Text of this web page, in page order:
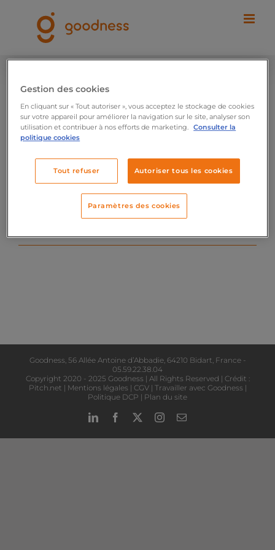
contenu
Home Erreur 401
Vous n’avez pas les droits
pour accéder à cette
ressource.
REVENIR À LA PAGE D’ACCUEIL
Goodness, 56 Allée Antoine d’Abbadie, 64210 Bidart, France -
05.59.22.38.04
Copyright 2020 - 2025 Goodness | All Rights Reserved | Crédit :
Pitch.net | Mentions légales | CGV| Travailler avec Goodness |
Politique DCP | Plan du site
LinkedInFacebook Instagram
Email
Gestion des cookies
En cliquant sur « Tout autoriser », vous acceptez le stockage de cookies
sur votre appareil pour améliorer la navigation sur le site, analyser son
utilisation et contribuer à nos efforts de marketing. Consulter la
politique cookies
Tout refuser Autoriser tous les cookies
Paramètres des cookies